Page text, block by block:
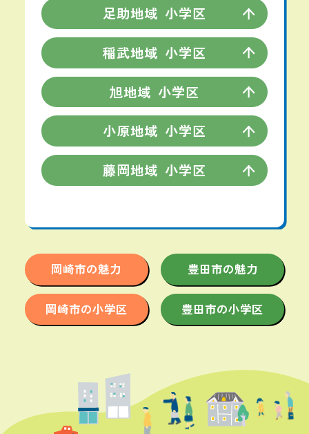
足助地域 小学区
稲武地域 小学区
旭地域 小学区
小原地域 小学区
藤岡地域 小学区
岡崎市の魅力
岡崎市の小学区
豊田市の魅力
豊田市の小学区